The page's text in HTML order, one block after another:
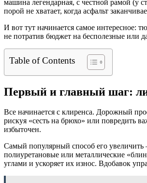
машина легендарная, с честной рамой (у
порой не хватает, когда асфальт
И вот тут начинается самое интересное:
не потратив бюджет на бесполезные или
Table of Contents
Первый и главный шаг:
Все начинается с клиренса. Дорожный
рискуя «сесть на брюхо» или повредить
избыточен.
Самый популярный способ его увеличить
полиуретановые или металлические
углами и ускоряет их износ. Вдобавок